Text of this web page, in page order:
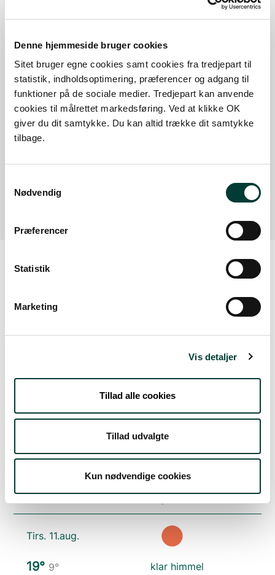
Denne hjemmeside bruger cookies
Sitet bruger egne cookies samt cookies fra tredjepart til
statistik, indholdsoptimering, præferencer og adgang til
funktioner på de sociale medier. Tredjepart kan anvende
cookies til målrettet markedsføring. Ved at klikke OK
giver du dit samtykke. Du kan altid trække dit samtykke
tilbage.
Nødvendig
Præferencer
Statistik
Marketing
Vis detaljer
Tillad alle cookies
Tillad udvalgte
Kun nødvendige cookies
Sådan kommer du dertil
Parkering
Med offentlig transport
Google Maps
Læs mere
spredte skyer
skydække
19°
Tirs. 11.aug.
19° 9° klar himmel